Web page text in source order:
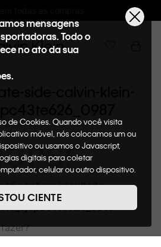
10%OFF na primeira
mensagens
Todo o
no ato da sua
de Cookies. Quando você visita
móvel, nós colocamos um ou
ou usamos o Javascript,
digitais para coletar
celular ou outro dispositivo.
quais cookies usaremos e quais
processamos os dados
Quando você visita nosso site,
CIENTE
side-calvin-klein-
nenhum resultado
skate-side-calvin-
"